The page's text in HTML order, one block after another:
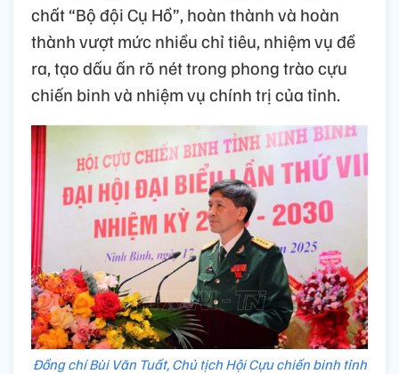
chất “Bộ đội Cụ Hồ”, hoàn thành và hoàn
thành vượt mức nhiều chỉ tiêu, nhiệm vụ đề
ra, tạo dấu ấn rõ nét trong phong trào cựu
chiến binh và nhiệm vụ chính trị của tỉnh.
Đồng chí Bùi Văn Tuất, Chủ tịch Hội Cựu chiến binh tỉnh